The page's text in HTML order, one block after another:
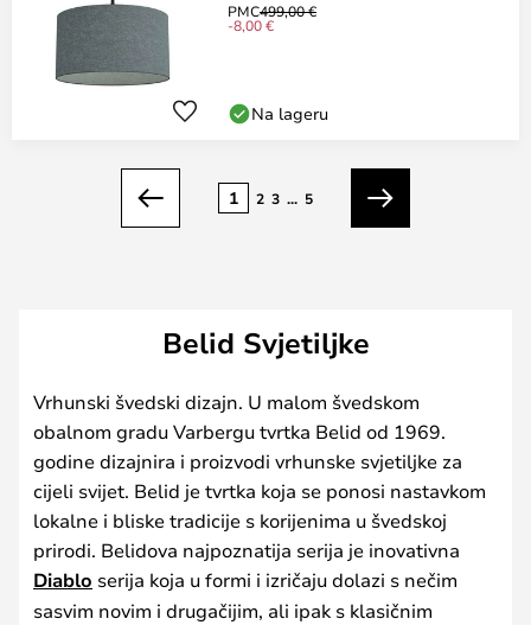
PMC499,00 €
-8,00 €
Na lageru
Prethodno
1 2 3 ... 5
Sljedeći
Belid Svjetiljke
Vrhunski švedski dizajn. U malom švedskom
obalnom gradu Varbergu tvrtka Belid od 1969.
godine dizajnira i proizvodi vrhunske svjetiljke za
cijeli svijet. Belid je tvrtka koja se ponosi nastavkom
lokalne i bliske tradicije s korijenima u švedskoj
prirodi. Belidova najpoznatija serija je inovativna
Diablo serija koja u formi i izričaju dolazi s nečim
sasvim novim i drugačijim, ali ipak s klasičnim